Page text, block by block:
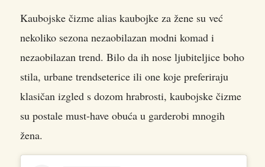
Kaubojske čizme alias kaubojke za žene su već
nekoliko sezona nezaobilazan modni komad i
nezaobilazan trend. Bilo da ih nose ljubiteljice boho
stila, urbane trendseterice ili one koje preferiraju
klasičan izgled s dozom hrabrosti, kaubojske čizme
su postale must-have obuća u garderobi mnogih
žena.